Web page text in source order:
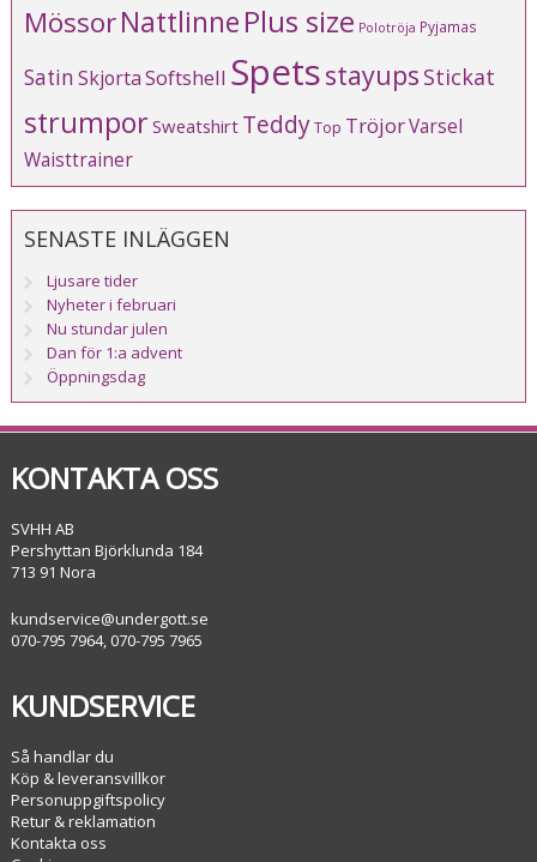
MössorNattlinnePlus size Polotröja Pyjamas
SatinSkjortaSoftshell Spetsstayups Stickat
strumporSweatshirt TeddyTop TröjorVarsel
Waisttrainer
SENASTE INLÄGGEN
Ljusare tider
Nyheter i februari
Nu stundar julen
Dan för 1:a advent
Öppningsdag
KONTAKTA OSS
SVHH AB
Pershyttan Björklunda 184
713 91 Nora
kundservice@undergott.se
070-795 7964, 070-795 7965
KUNDSERVICE
Så handlar du
Köp & leveransvillkor
Personuppgiftspolicy
Retur & reklamation
Kontakta oss